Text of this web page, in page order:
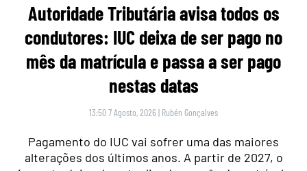
Autoridade Tributária avisa todos os
condutores: IUC deixa de ser pago no
mês da matrícula e passa a ser pago
nestas datas
13:50 7 Agosto, 2026 | Rubén Gonçalves
Pagamento do IUC vai sofrer uma das maiores
alterações dos últimos anos. A partir de 2027, o